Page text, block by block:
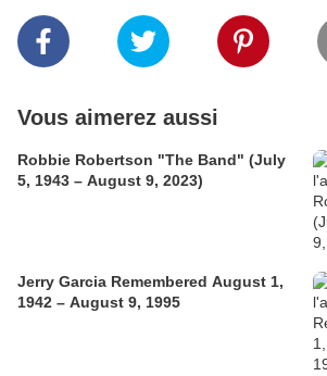
Vous aimerez aussi
Robbie Robertson "The Band" (July
5, 1943 – August 9, 2023)
Jerry Garcia Remembered August 1,
1942 – August 9, 1995